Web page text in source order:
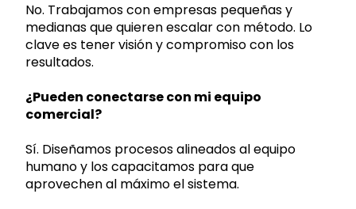
No. Trabajamos con empresas pequeñas y
medianas que quieren escalar con método. Lo
clave es tener visión y compromiso con los
resultados.
¿Pueden conectarse con mi equipo
comercial?
Sí. Diseñamos procesos alineados al equipo
humano y los capacitamos para que
aprovechen al máximo el sistema.